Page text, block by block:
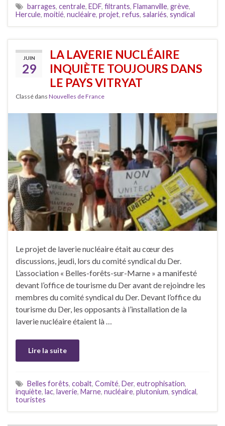
barrages, centrale, EDF, filtrants, Flamanville, grève,
Hercule, moitié, nucléaire, projet, refus, salariés, syndical
JUIN
29
LA LAVERIE NUCLÉAIRE
INQUIÈTE TOUJOURS DANS
LE PAYS VITRYAT
Classé dans Nouvelles de France
Le projet de laverie nucléaire était au cœur des
discussions, jeudi, lors du comité syndical du Der.
L’association « Belles-forêts-sur-Marne » a manifesté
devant l’office de tourisme du Der avant de rejoindre les
membres du comité syndical du Der. Devant l’office du
tourisme du Der, les opposants à l’installation de la
laverie nucléaire étaient là …
Lire la suite
Belles forêts, cobalt, Comité, Der, eutrophisation,
inquiète, lac, laverie, Marne, nucléaire, plutonium, syndical,
touristes